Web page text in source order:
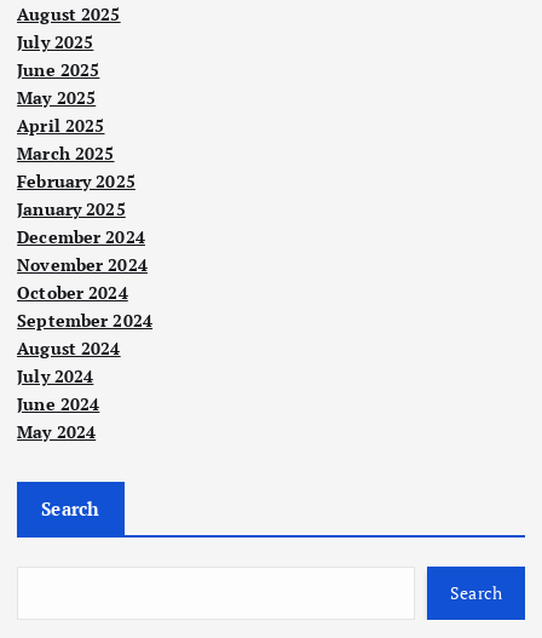
August 2025
July 2025
June 2025
May 2025
April 2025
March 2025
February 2025
January 2025
December 2024
November 2024
October 2024
September 2024
August 2024
July 2024
June 2024
May 2024
Search
Search
Nege
MUI
lati
an
40
Hari
Keb
saa
dok-
Pon
dok
Kela